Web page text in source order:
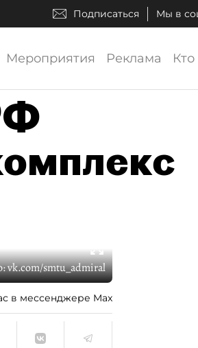
Подписаться Мы в
Мероприятия Реклама Кто
vk.com/smtu_admiral
в мессенджере Max